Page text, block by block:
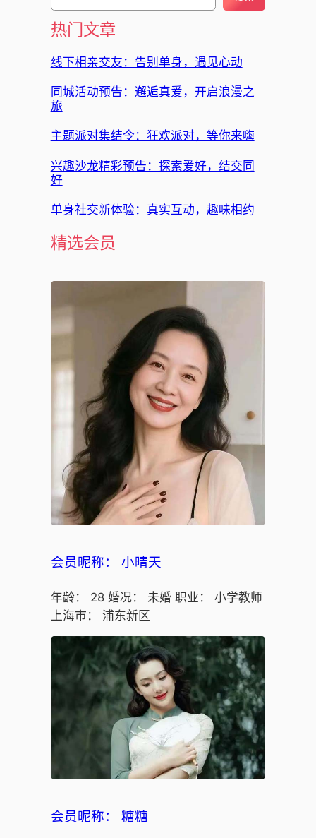
热门文章
线下相亲交友：告别单身，遇见心动
同城活动预告：邂逅真爱，开启浪漫之
旅
主题派对集结令：狂欢派对，等你来嗨
兴趣沙龙精彩预告：探索爱好，结交同
好
单身社交新体验：真实互动，趣味相约
精选会员
会员昵称： 小晴天
年龄： 28 婚况： 未婚 职业： 小学教师
上海市： 浦东新区
会员昵称： 糖糖